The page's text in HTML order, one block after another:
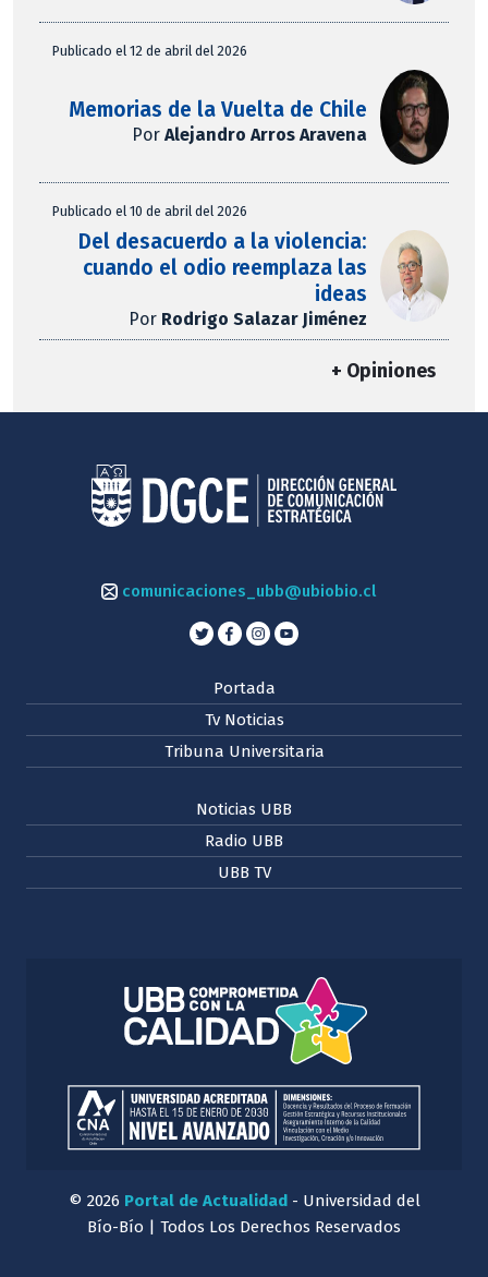
Publicado el 12 de abril del 2026
Memorias de la Vuelta de Chile
PorAlejandro Arros Aravena
Publicado el 10 de abril del 2026
Del desacuerdo a la violencia:
cuando el odio reemplaza las
ideas
Por Rodrigo Salazar Jiménez
+ Opiniones
comunicaciones_ubb@ubiobio.cl
Portada
Tv Noticias
Tribuna Universitaria
Noticias UBB
Radio UBB
UBB TV
© 2026 Portal de Actualidad- Universidad del
Bío-Bío | Todos Los Derechos Reservados